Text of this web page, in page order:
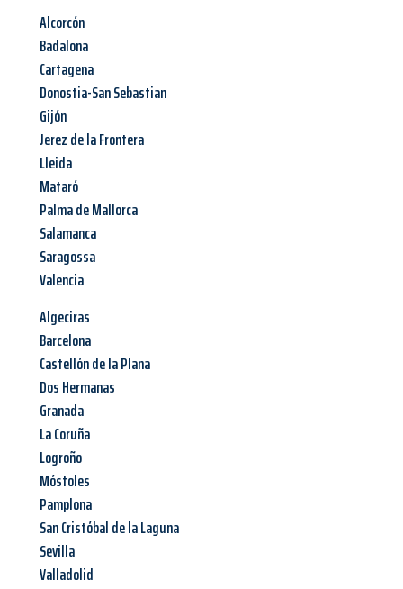
Alcorcón
Badalona
Cartagena
Donostia-San Sebastian
Gijón
Jerez de la Frontera
Lleida
Mataró
Palma de Mallorca
Salamanca
Saragossa
Valencia
Algeciras
Barcelona
Castellón de la Plana
Dos Hermanas
Granada
La Coruña
Logroño
Móstoles
Pamplona
San Cristóbal de la Laguna
Sevilla
Valladolid